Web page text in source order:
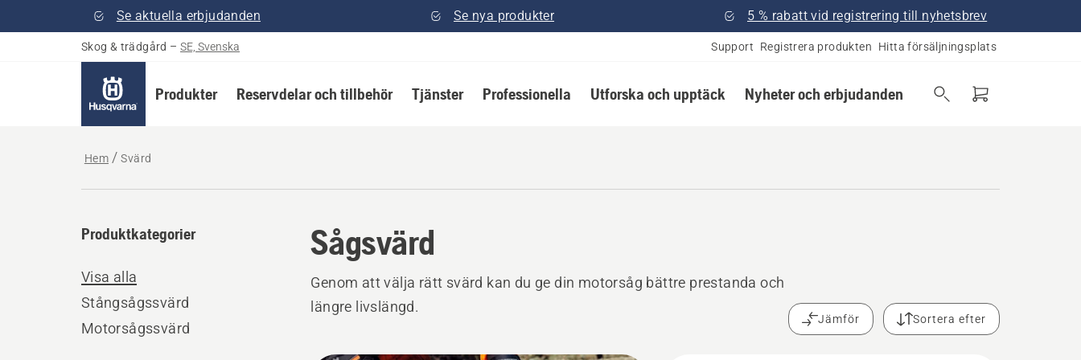
Se aktuella erbjudanden Se nya produkter 5 % rabatt vid registrering till nyhetsbrev
Skog & trädgård – SE, Svenska Support Registrera produkten Hitta försäljningsplats
Produkter Reservdelar och tillbehör Tjänster Professionella Utforska och upptäck Nyheter och erbjudanden
Hem Svärd
Sågsvärd
Produktkategorier
Visa alla
Stångsågssvärd
Motorsågssvärd
Genom att välja rätt svärd kan du ge din motorsåg bättre prestanda och
längre livslängd.
Jämför Sortera efter